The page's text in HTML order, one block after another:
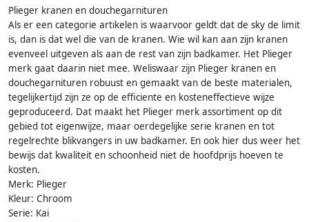
Plieger kranen en douchegarnituren
Als er een categorie artikelen is waarvoor geldt dat de sky de limit
is, dan is dat wel die van de kranen. Wie wil kan aan zijn kranen
evenveel uitgeven als aan de rest van zijn badkamer. Het Plieger
merk gaat daarin niet mee. Weliswaar zijn Plieger kranen en
douchegarnituren robuust en gemaakt van de beste materialen,
tegelijkertijd zijn ze op de efficiente en kosteneffectieve wijze
geproduceerd. Dat maakt het Plieger merk assortiment op dit
gebied tot eigenwijze, maar oerdegelijke serie kranen en tot
regelrechte blikvangers in uw badkamer. En ook hier dus weer het
bewijs dat kwaliteit en schoonheid niet de hoofdprijs hoeven te
kosten.
Merk: Plieger
Kleur: Chroom
Serie: Kai